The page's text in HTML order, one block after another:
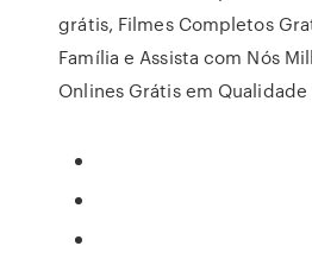
grátis, Filmes Completos
Família e Assista com Nós
Onlines Grátis em Qualidade